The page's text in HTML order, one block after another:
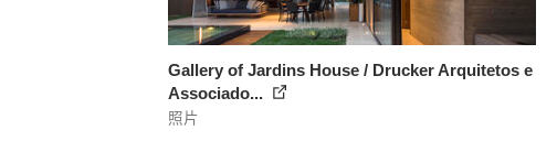
Gallery of Jardins House / Drucker Arquitetos e
Associado...
照片